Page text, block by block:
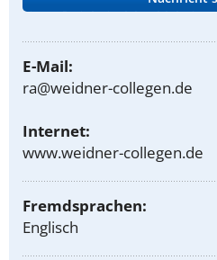
E-Mail:
ra@weidner-collegen.de
Internet:
www.weidner-collegen.de
Fremdsprachen:
Englisch